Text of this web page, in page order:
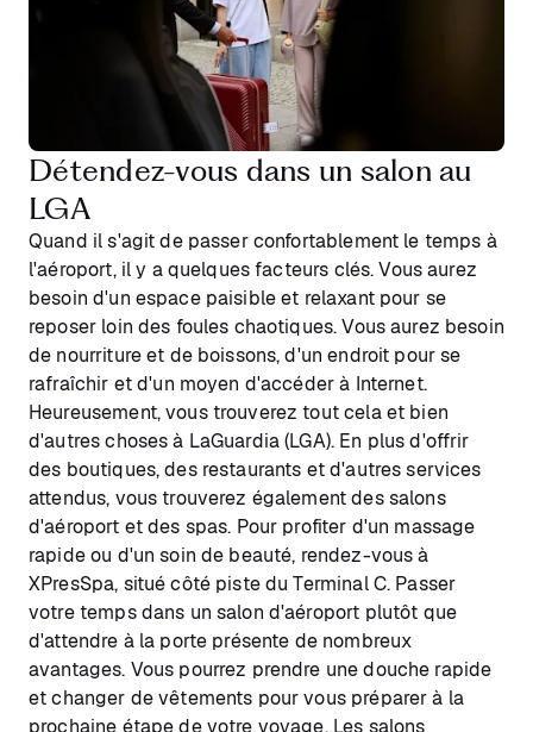
Détendez-vous dans un salon au
LGA
Quand il s'agit de passer confortablement le temps à
l'aéroport, il y a quelques facteurs clés. Vous aurez
besoin d'un espace paisible et relaxant pour se
reposer loin des foules chaotiques. Vous aurez besoin
de nourriture et de boissons, d'un endroit pour se
rafraîchir et d'un moyen d'accéder à Internet.
Heureusement, vous trouverez tout cela et bien
d'autres choses à LaGuardia (LGA). En plus d'offrir
des boutiques, des restaurants et d'autres services
attendus, vous trouverez également des salons
d'aéroport et des spas. Pour profiter d'un massage
rapide ou d'un soin de beauté, rendez-vous à
XPresSpa, situé côté piste du Terminal C. Passer
votre temps dans un salon d'aéroport plutôt que
d'attendre à la porte présente de nombreux
avantages. Vous pourrez prendre une douche rapide
et changer de vêtements pour vous préparer à la
prochaine étape de votre voyage. Les salons